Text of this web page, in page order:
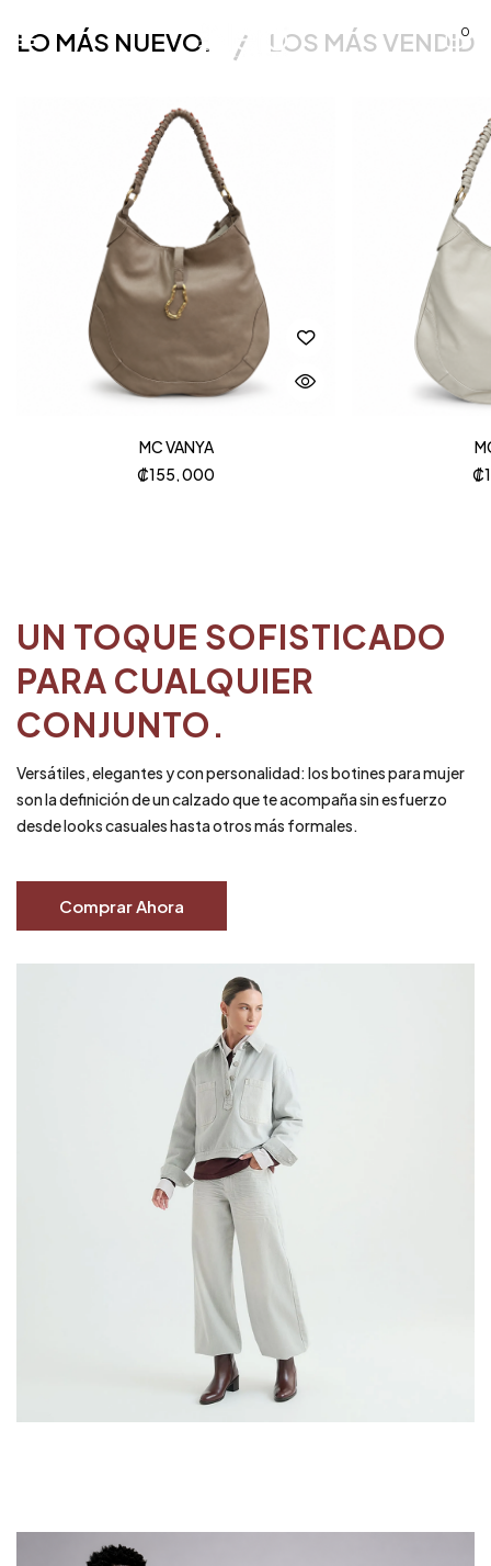
0
LO MÁS NUEVO. LOS MÁS
MC VANYA
₡155, 000
₡
UN TOQUE SOFISTICADO
PARA CUALQUIER
CONJUNTO.
Versátiles, elegantes y con personalidad: los botines para mujer
son la definición de un calzado que te acompaña sin esfuerzo
desde looks casuales hasta otros más formales.
Comprar Ahora